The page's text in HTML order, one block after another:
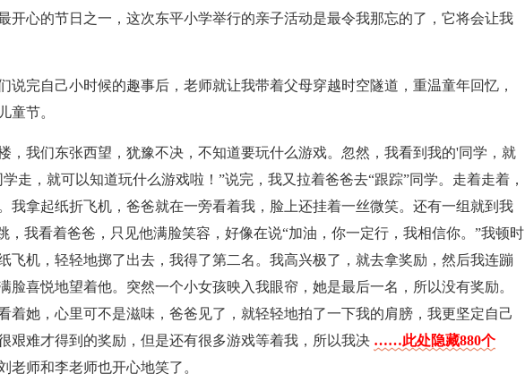
开心的节日之一，这次东平小学举行的亲子活动是最令我那忘的了，它将会让我
说完自己小时候的趣事后，老师就让我带着父母穿越时空隧道，重温童年回忆，
童节。
，我们东张西望，犹豫不决，不知道要玩什么游戏。忽然，我看到我的'同学，就
走，就可以知道玩什么游戏啦！”说完，我又拉着爸爸去“跟踪”同学。走着走着，
我拿起纸折飞机，爸爸就在一旁看着我，脸上还挂着一丝微笑。还有一组就到我
，我看着爸爸，只见他满脸笑容，好像在说“加油，你一定行，我相信你。”我顿时
飞机，轻轻地掷了出去，我得了第二名。我高兴极了，就去拿奖励，然后我连蹦
脸喜悦地望着他。突然一个小女孩映入我眼帘，她是最后一名，所以没有奖励。
着她，心里可不是滋味，爸爸见了，就轻轻地拍了一下我的肩膀，我更坚定自己
艰难才得到的奖励，但是还有很多游戏等着我，所以我决 ……此处隐藏880个
老师和李老师也开心地笑了。